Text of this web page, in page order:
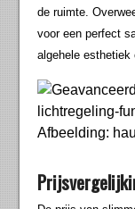
de ruimte.
voor een perfect
algehele esthetiek
Afbeelding: